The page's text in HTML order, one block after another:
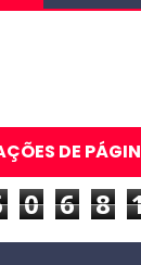
DE
0 6 8